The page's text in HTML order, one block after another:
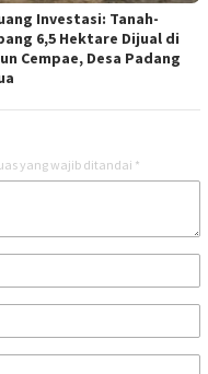
Investasi: Tanah-
6,5 Hektare Dijual di
Cempae, Desa Padang
yang wajib ditandai *